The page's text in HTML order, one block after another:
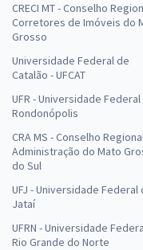
CRECI MT - Conselho
Corretores de Imóveis do
Grosso
Universidade Federal de
Catalão - UFCAT
UFR - Universidade
Rondonópolis
CRA MS - Conselho
Administração do Mato
do Sul
UFJ - Universidade Federal
Jataí
UFRN - Universidade
Rio Grande do Norte